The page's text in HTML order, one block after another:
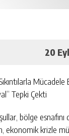
20
Tepki Çekti
bölge
ekonomik krizle